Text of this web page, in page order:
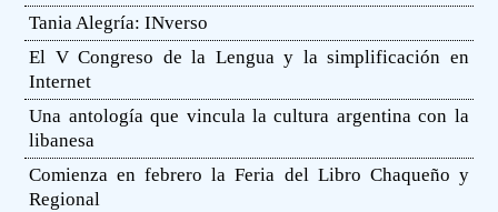
Tania Alegría: INverso
El V Congreso de la Lengua y la simplificación en
Internet
Una antología que vincula la cultura argentina con la
libanesa
Comienza en febrero la Feria del Libro Chaqueño y
Regional